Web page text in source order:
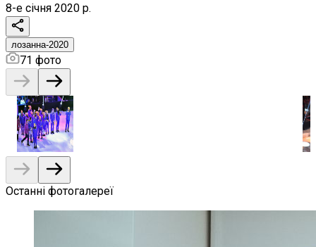
8-е січня 2020 р.
лозанна-2020
71 фото
Останні фотогалереї